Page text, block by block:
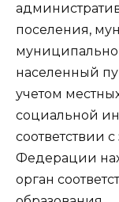
поселения,
населенный
учетом
социальной
соответствии
Федерации
орган